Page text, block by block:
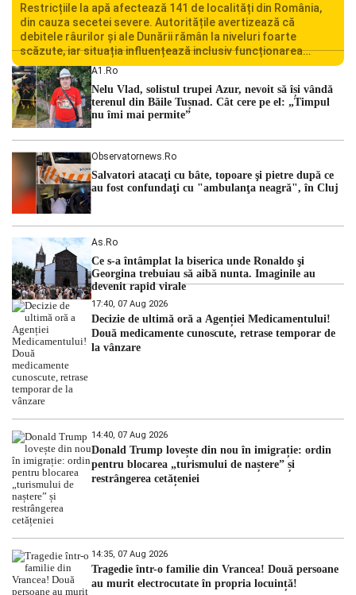
Restricțiile la apă afectează 141 de localități din România,
din cauza secetei severe. Autoritățile avertizează că
debitele râurilor și ale Dunării rămân la niveluri foarte
scăzute, iar situația influențează inclusiv funcționarea
Centralei Nucleare de la Cernavodă. România se confruntă
cu una dintre cele mai dificile perioade din punct de vedere
hidrologic din ultimii ani. Lipsa […]
A1.ro
Nelu Vlad, solistul trupei Azur, nevoit să își vândă
terenul din Băile Tușnad. Cât cere pe el: „Timpul
nu îmi mai permite”
Observatornews.ro
Salvatori atacaţi cu bâte, topoare şi pietre după ce
au fost confundaţi cu "ambulanţa neagră", în Cluj
As.ro
Ce s-a întâmplat la biserica unde Ronaldo şi
Georgina trebuiau să aibă nunta. Imaginile au
devenit rapid virale
17:40, 07 Aug 2026
Decizie de ultimă oră a Agenției Medicamentului!
Două medicamente cunoscute, retrase temporar de
la vânzare
14:40, 07 Aug 2026
Donald Trump lovește din nou în imigrație: ordin
pentru blocarea „turismului de naștere” și
restrângerea cetățeniei
14:35, 07 Aug 2026
Tragedie într-o familie din Vrancea! Două persoane
au murit electrocutate în propria locuință!